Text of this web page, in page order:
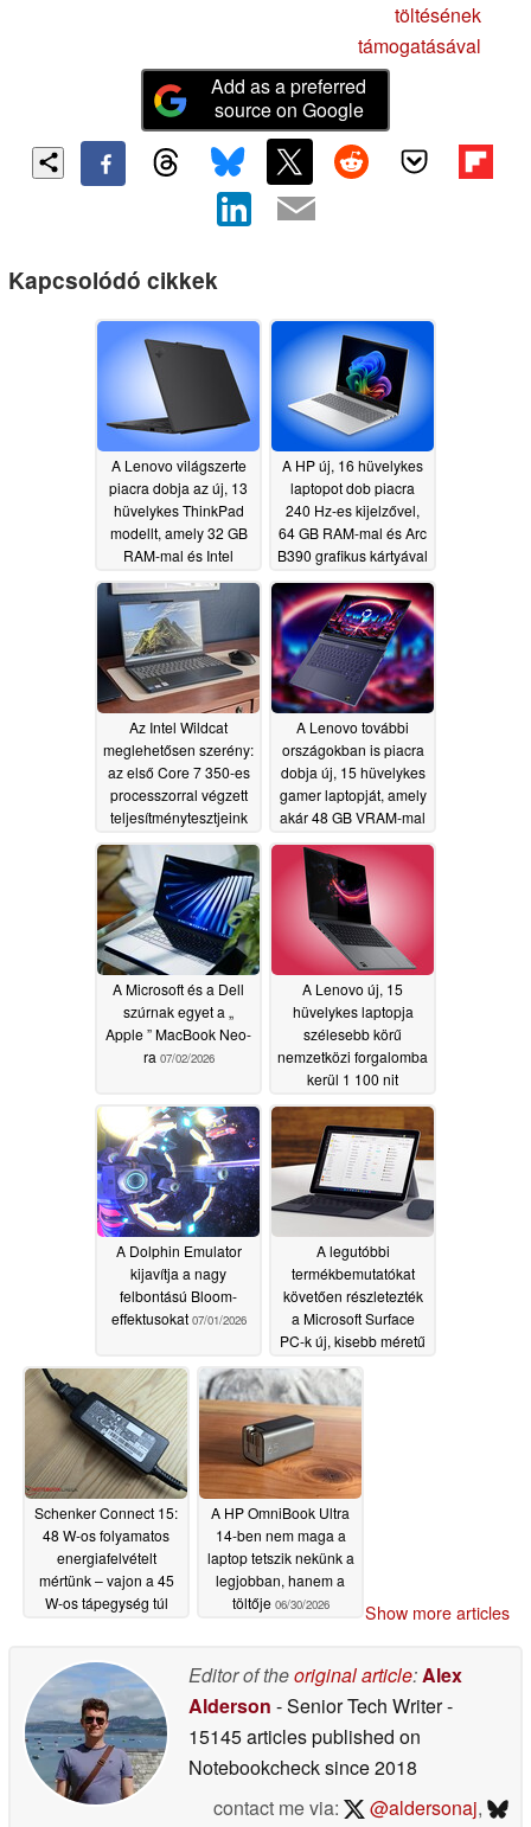
töltésének
támogatásával
Add as a preferred
source on Google
Kapcsolódó cikkek
A Lenovo világszerte
piacra dobja az új, 13
hüvelykes ThinkPad
modellt, amely 32 GB
RAM-mal és Intel
processzorokkal
rendelkezik07/03/2026
A HP új, 16 hüvelykes
laptopot dob piacra
240 Hz-es kijelzővel,
64 GB RAM-mal és Arc
B390 grafikus kártyával
07/02/2026
Az Intel Wildcat
meglehetősen szerény:
az első Core 7 350-es
processzorral végzett
teljesítménytesztjeink
eredményeket mutattak
07/02/2026
A Lenovo további
országokban is piacra
dobja új, 15 hüvelykes
gamer laptopját, amely
akár 48 GB VRAM-mal
07/02/2026
A Microsoft és a Dell
szúrnak egyet a „
Apple ” MacBook Neo-
ra 07/02/2026
A Lenovo új, 15
hüvelykes laptopja
szélesebb körű
nemzetközi forgalomba
kerül 1 100 nit
kijelzővel és 48 GB
VRAM-mal 07/01/2026
A Dolphin Emulator
kijavítja a nagy
felbontású Bloom-
effektusokat 07/01/2026
A legutóbbi
termékbemutatókat
követően részletezték
a Microsoft Surface
PC-k új, kisebb méretű
fejlesztési terveit
07/01/2026
Schenker Connect 15:
48 W-os folyamatos
energiafelvételt
mértünk – vajon a 45
W-os tápegység túl
A HP OmniBook Ultra
14-ben nem maga a
laptop tetszik nekünk a
legjobban, hanem a
töltője 06/30/2026 Show more articles
Editor of theoriginal article:Alex
Alderson - Senior Tech Writer-
15145 articles published on
Notebookchecksince 2018
contact me via:
@aldersonaj,